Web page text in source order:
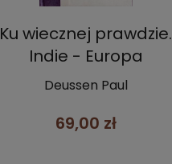
Ku wiecznej prawdzie.
Indie - Europa
Deussen Paul
69,00 zł